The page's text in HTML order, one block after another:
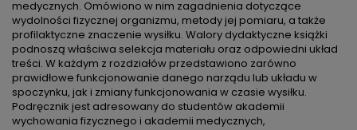
medycznych. Omówiono w nim zagadnienia dotyczące
wydolności fizycznej organizmu, metody jej pomiaru, a także
profilaktyczne znaczenie wysiłku. Walory dydaktyczne książki
podnoszą właściwa selekcja materiału oraz odpowiedni układ
treści. W każdym z rozdziałów przedstawiono zarówno
prawidłowe funkcjonowanie danego narządu lub układu w
spoczynku, jak i zmiany funkcjonowania w czasie wysiłku.
Podręcznik jest adresowany do studentów akademii
wychowania fizycznego i akademii medycznych,